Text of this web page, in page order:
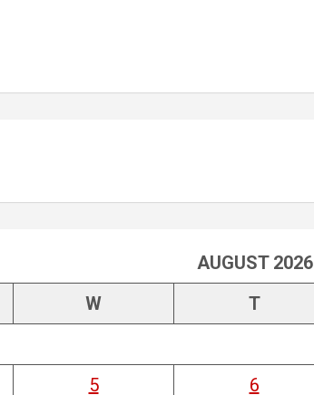
AUGUST 2026
W T
5 6